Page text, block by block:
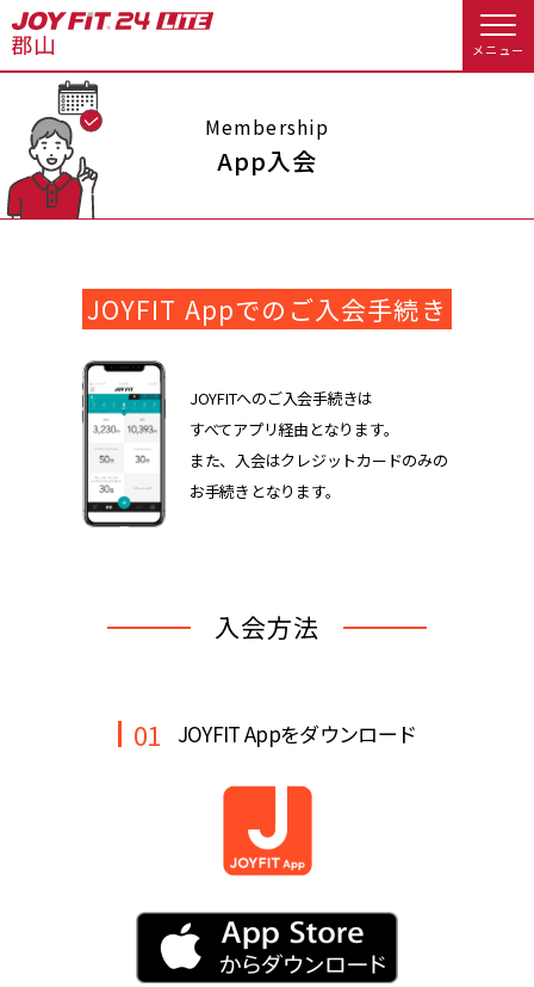
メニュー
店舗トップ
会員様へのお知らせ スタジオプログラム情報
休会お手続き
店舗情報・サービス
よくあるご質問 店舗へのお問い合わせ
入会のお手続きをする
入会するトップ
Appで入会手続き料金・サービス等詳しく見る
入会を悩まれている方へトップ
店舗情報・サービス
よくあるご質問
JOYFIT総合トップ
Membership
App入会
JOYFIT Appでのご入会手続き
JOYFITへのご入会手続きは
すべてアプリ経由となります。
また、入会はクレジットカードのみの
お手続きとなります。
入会方法
01 JOYFIT Appをダウンロード